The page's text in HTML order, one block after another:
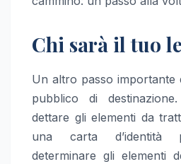
Chi sarà il tuo
Un altro passo importante
pubblico di
dettare gli elementi da
una carta d’identità
determinare gli elementi